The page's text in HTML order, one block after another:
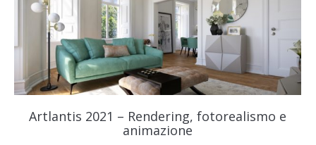
Artlantis 2021 – Rendering, fotorealismo e
animazione